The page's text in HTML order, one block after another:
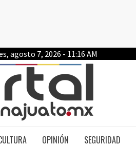
agosto 7, 2026 - 11:16 AM
OPINIÓN SEGURIDAD